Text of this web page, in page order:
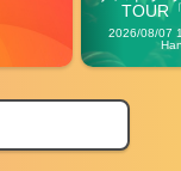
TOUR
2026/08/07